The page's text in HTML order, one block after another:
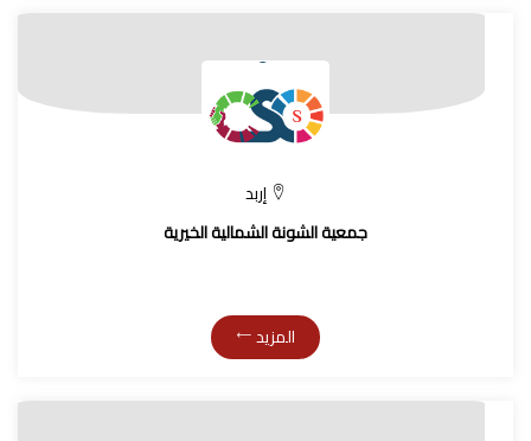
إربد
جمعية الشونة الشمالية الخيرية
المزيد